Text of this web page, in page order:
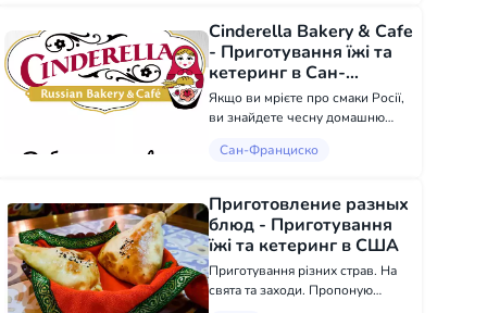
завжди вітаються й
враховуються. Я пропоную
унікальні декорації д...
Cinderella Bakery & Cafe
- Приготування їжі та
кетеринг в Сан-
Франциско
Якщо ви мрієте про смаки Росії,
ви знайдете чесну домашню
Cinderella. Якщо ви ніколи
кухню, вас чекає смачний
сюрприз. Доставка. Не
вдається...
Сан-Франциско
Приготовление разных
блюд - Приготування
їжі та кетеринг в США
Приготування різних страв. На
свята та заходи. Пропоную